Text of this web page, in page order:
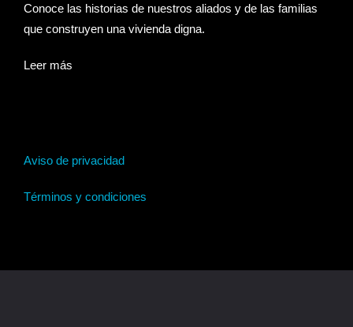
Conoce las historias de nuestros aliados y de las familias
que construyen una vivienda digna.
Leer más
Aviso de privacidad
Términos y condiciones